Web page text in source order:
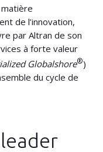
de l’innovation,
par Altran de son
à forte valeur
Globalshore®)
du cycle de